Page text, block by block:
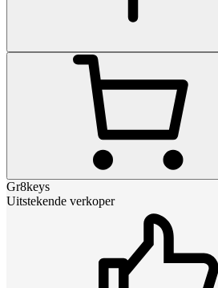
Gr8keys
Uitstekende verkoper